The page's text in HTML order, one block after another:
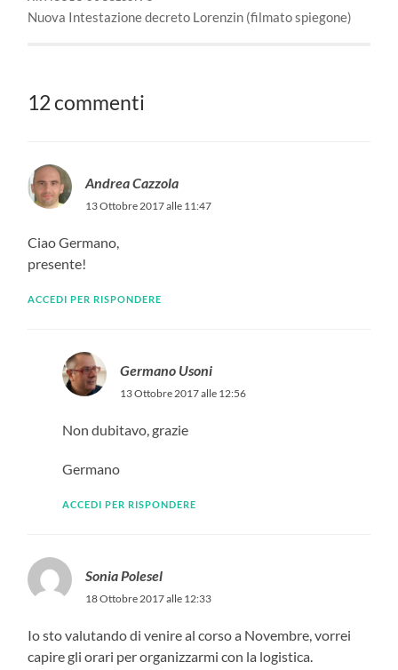
Nuova Intestazione decreto Lorenzin (filmato spiegone)
12 commenti
Andrea Cazzola
13 Ottobre 2017 alle 11:47
Ciao Germano,
presente!
ACCEDI PER RISPONDERE
Germano Usoni
13 Ottobre 2017 alle 12:56
Non dubitavo, grazie
Germano
ACCEDI PER RISPONDERE
Sonia Polesel
18 Ottobre 2017 alle 12:33
Io sto valutando di venire al corso a Novembre, vorrei
capire gli orari per organizzarmi con la logistica.